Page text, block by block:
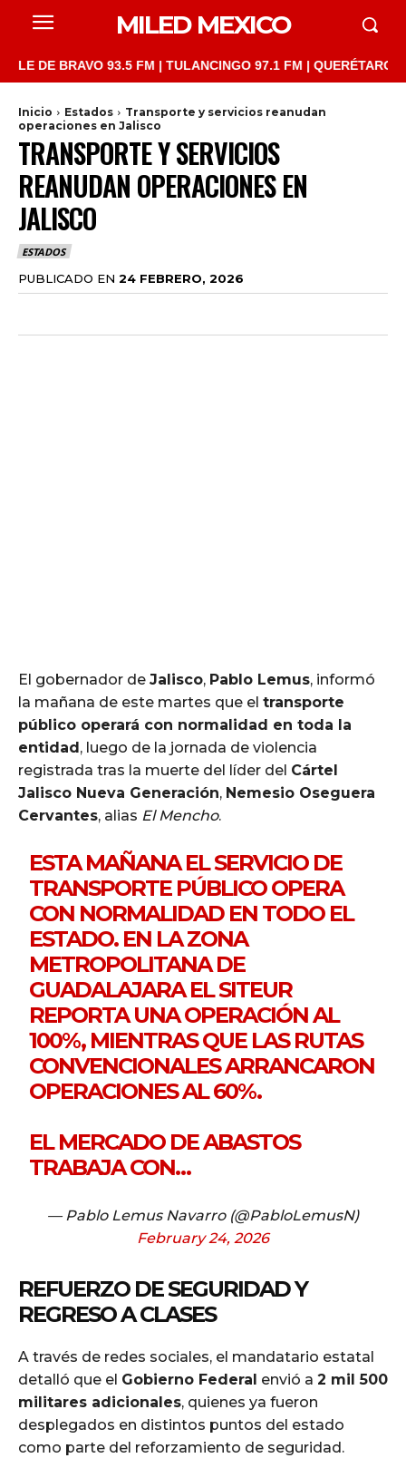
MILED MEXICO
BRAVO 93.5 FM | TULANCINGO 97.1 FM | QUERÉTARO
Inicio Estados
Transporte y servicios reanudan
operaciones en Jalisco
TRANSPORTE Y SERVICIOS
REANUDAN OPERACIONES EN
JALISCO
ESTADOS
PUBLICADO EN 24 FEBRERO, 2026
El gobernador de Jalisco, Pablo Lemus, informó
la mañana de este martes que el transporte
público operará con normalidad en toda la
entidad , luego de la jornada de violencia
registrada tras la muerte del líder del Cártel
Jalisco Nueva Generación, Nemesio Oseguera
Cervantes, alias El Mencho.
ESTA MAÑANA EL SERVICIO DE
TRANSPORTE PÚBLICO OPERA
CON NORMALIDAD EN TODO EL
ESTADO. EN LA ZONA
METROPOLITANA DE
GUADALAJARA EL SITEUR
REPORTA UNA OPERACIÓN AL
100%, MIENTRAS QUE LAS RUTAS
CONVENCIONALES ARRANCARON
OPERACIONES AL 60%.
EL MERCADO DE ABASTOS
TRABAJA CON…
— Pablo Lemus Navarro (@PabloLemusN)
February 24, 2026
REFUERZO DE SEGURIDAD Y
REGRESO A CLASES
A través de redes sociales, el mandatario estatal
detalló que el Gobierno Federal envió a 2 mil 500
militares adicionales, quienes ya fueron
desplegados en distintos puntos del estado
como parte del reforzamiento de seguridad.